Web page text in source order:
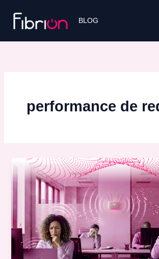
conteúdo
BLOG
performance de